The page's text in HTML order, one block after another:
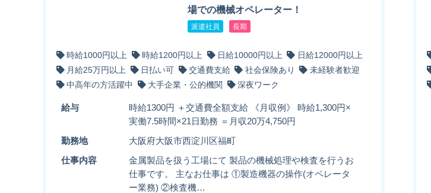
場での機械オペレーター！
派遣社員 長期
時給1000円以上 時給1200円以上 日給10000円以上
日給12000円以上
月給25万円以上
日払い可 交通費支給 社会保険あり
未経験者歓迎
中高年の方活躍中
大手企業・公的機関 深夜ワーク
給与
時給1300円 ＋交通費全額支給 《月収例》 時給1,300円×
実働7.5時間×21日勤務 ＝月収20万4,750円
勤務地 大阪府大阪市西淀川区福町
仕事内容
金属製品を扱う工場にて 製品の機械処理や検査を行うお
仕事です。 主なお仕事は ①製造機器の操作(オペレータ
ー業務) ②検査機…